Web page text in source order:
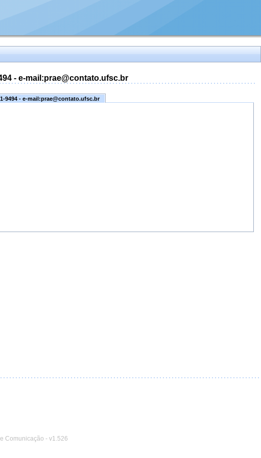
- e-mail:prae@contato.ufsc.br
9494 - e-mail:prae@contato.ufsc.br
Comunicação - v1.526